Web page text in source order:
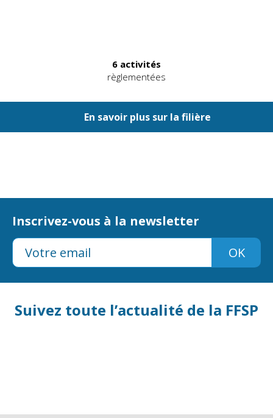
6 activités
règlementées
En savoir plus sur la filière
Inscrivez-vous à la newsletter
OK
Suivez toute l’actualité de la FFSP